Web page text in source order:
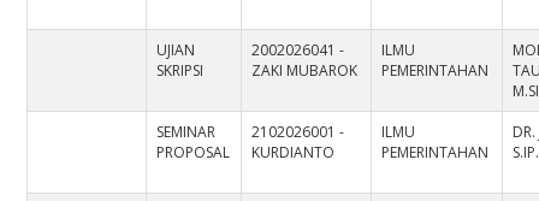
UJIAN
SKRIPSI
2002026041 -
ZAKI MUBAROK
ILMU
PEMERINTAHAN
M.SI
SEMINAR
PROPOSAL
2102026001 -
KURDIANTO
ILMU
PEMERINTAHAN